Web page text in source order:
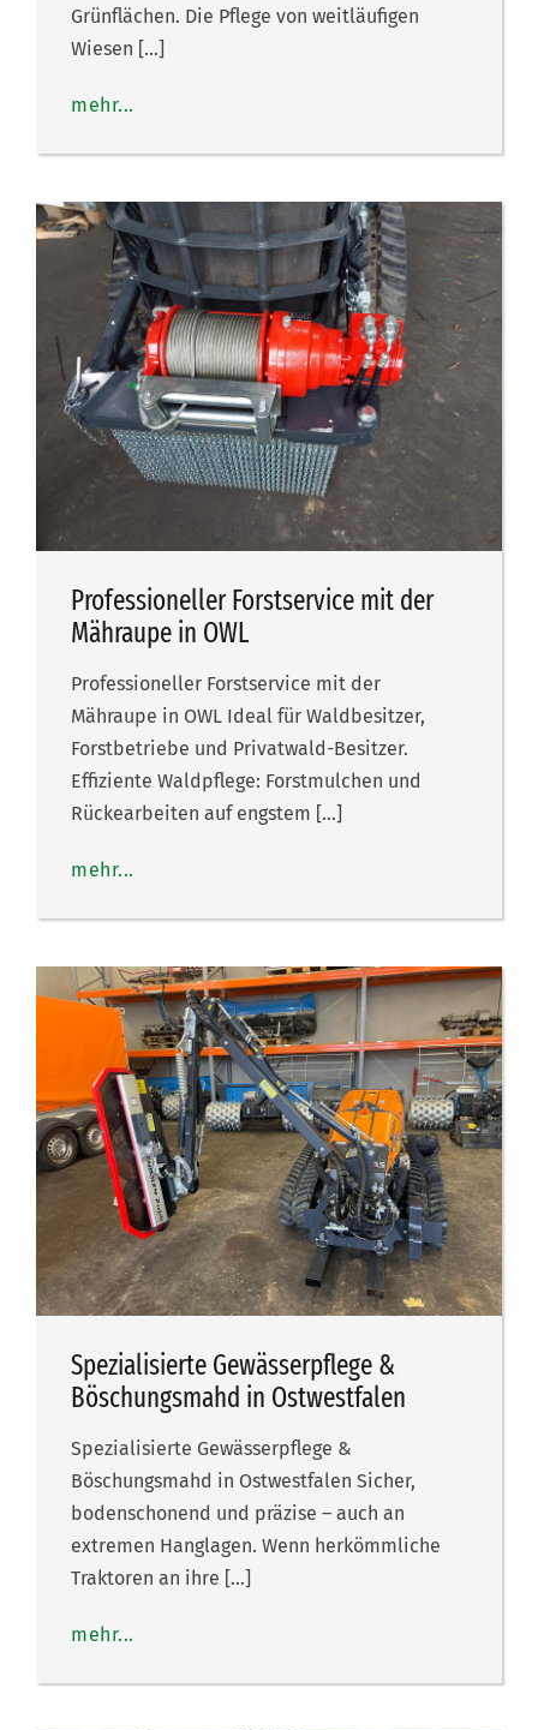
Grünflächen. Die Pflege von weitläufigen
Wiesen […]
mehr...
Professioneller Forstservice mit der
Mähraupe in OWL
Professioneller Forstservice mit der
Mähraupe in OWL Ideal für Waldbesitzer,
Forstbetriebe und Privatwald-Besitzer.
Effiziente Waldpflege: Forstmulchen und
Rückearbeiten auf engstem […]
mehr...
Spezialisierte Gewässerpflege &
Böschungsmahd in Ostwestfalen
Spezialisierte Gewässerpflege &
Böschungsmahd in Ostwestfalen Sicher,
bodenschonend und präzise – auch an
extremen Hanglagen. Wenn herkömmliche
Traktoren an ihre […]
mehr...